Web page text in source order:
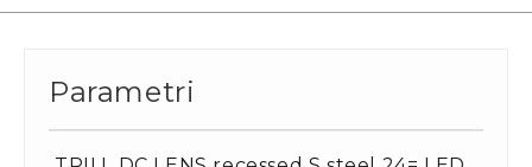
Parametri